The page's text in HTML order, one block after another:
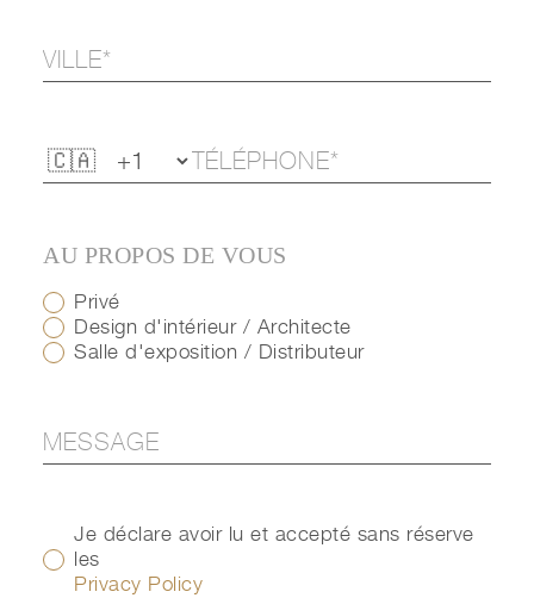
AU PROPOS DE VOUS
Privé
Design d'intérieur / Architecte
Salle d'exposition / Distributeur
Je déclare avoir lu et accepté sans réserve
les
Privacy Policy